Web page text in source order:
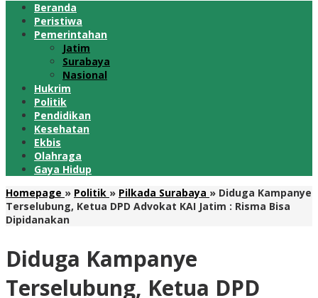
Beranda
Peristiwa
Pemerintahan
Jatim
Surabaya
Nasional
Hukrim
Politik
Pendidikan
Kesehatan
Ekbis
Olahraga
Gaya Hidup
Homepage » Politik » Pilkada Surabaya » Diduga Kampanye
Terselubung, Ketua DPD Advokat KAI Jatim : Risma Bisa
Dipidanakan
Diduga Kampanye
Terselubung, Ketua DPD